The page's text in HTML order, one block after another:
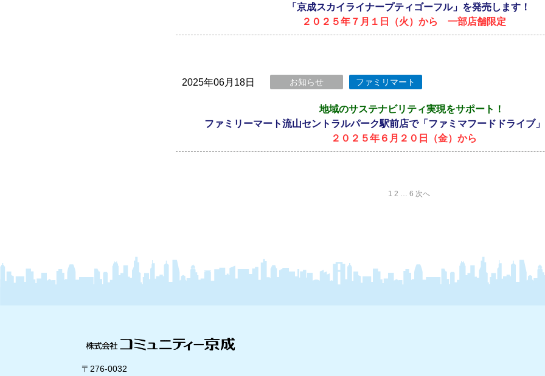
「京成スカイライナープティゴーフル」を発売します！
２０２５年７月１日（火）から 一部店舗限定
2025年06月18日 お知らせ ファミリマート
地域のサステナビリティ実現をサポート！
ファミリーマート流山セントラルパーク駅前店で「ファミマフードドライブ
２０２５年６月２０日（金）から
1 2 … 6 次へ
〒276-0032